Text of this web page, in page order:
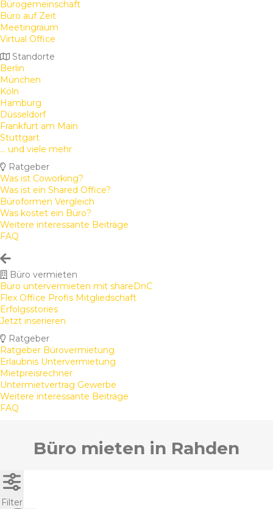
Bürogemeinschaft
Büro auf Zeit
Meetingraum
Virtual Office
Standorte
Berlin
München
Köln
Hamburg
Düsseldorf
Frankfurt am Main
Stuttgart
... und viele mehr
Ratgeber
Was ist Coworking?
Was ist ein Shared Office?
Büroformen Vergleich
Was kostet ein Büro?
Weitere interessante Beiträge
FAQ
Büro vermieten
Büro untervermieten mit shareDnC
Flex Office Profis Mitgliedschaft
Erfolgsstories
Jetzt inserieren
Ratgeber
Ratgeber Bürovermietung
Erlaubnis Untervermietung
Mietpreisrechner
Untermietvertrag Gewerbe
Weitere interessante Beiträge
FAQ
Büro mieten in Rahden
Filter